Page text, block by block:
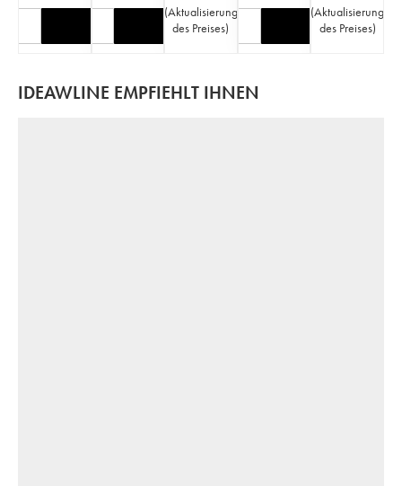
(Aktualisierung
des Preises)
(Aktualisierung
des Preises)
IDEAWLINE EMPFIEHLT IHNEN